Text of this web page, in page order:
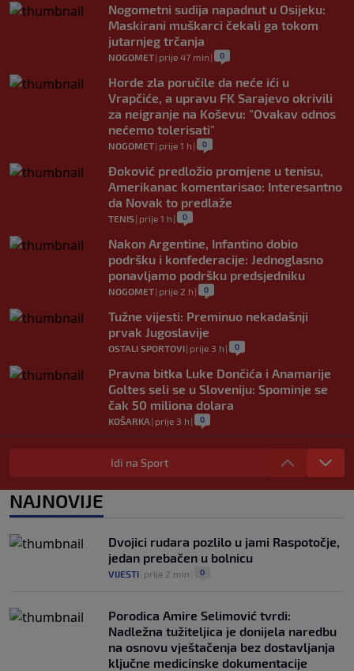
Nogometni sudija napadnut u Osijeku:
Maskirani muškarci čekali ga tokom
jutarnjeg trčanja
NOGOMET| prije 47 min | 0
Horde zla poručile da neće ići u
Vrapčiće, a upravu FK Sarajevo okrivili
za neigranje na Koševu: "Ovakav odnos
nećemo tolerisati"
NOGOMET| prije 1 h | 0
Đoković predložio promjene u tenisu,
Amerikanac komentarisao: Interesantno
da Novak to predlaže
TENIS| prije 1 h | 0
Nakon Argentine, Infantino dobio
podršku i konfederacije: Jednoglasno
ponavljamo podršku predsjedniku
NOGOMET| prije 2 h | 0
Tužne vijesti: Preminuo nekadašnji
prvak Jugoslavije
OSTALI SPORTOVI| prije 3 h | 0
Pravna bitka Luke Dončića i Anamarije
Goltes seli se u Sloveniju: Spominje se
čak 50 miliona dolara
KOŠARKA | prije 3 h | 0
Danas počinje nova sezona šampionata
BiH: Željezničar protiv novajlije na
NOGOMET|prije 4 h| 0
javnu podršku jednog nogometnog
saveza, ali i jednu kritiku
NOGOMET |prije 4 h | 0
Idi na Sport
NAJNOVIJE
Dvojici rudara pozlilo u jami Raspotočje,
jedan prebačen u bolnicu
VIJESTI prije 2 min 0
Porodica Amire Selimović tvrdi:
Nadležna tužiteljica je donijela naredbu
na osnovu vještačenja bez dostavljanja
ključne medicinske dokumentacije